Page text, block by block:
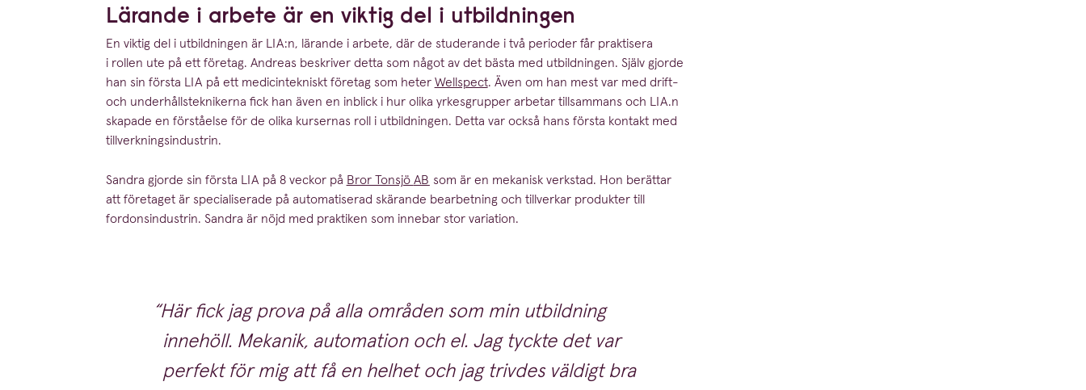
Lärande i arbete är en viktig del i utbildningen
En viktig del i utbild­ningen är LIA:n, lärande i arbete, där de studerande i två perioder får praktisera
i rollen ute på ett företag. Andreas beskriver detta som något av det bästa med utbild­ningen. Själv gjorde
han sin första LIA på ett medicin­tek­niskt företag som heter Wellspect. Även om han mest var med drift-
och under­hålls­tek­ni­kerna fick han även en inblick i hur olika yrkes­grupper arbetar tillsammans och LIA.n
skapade en förståelse för de olika kursernas roll i utbild­ningen. Detta var också hans första kontakt med
tillverkningsindustrin.
Sandra gjorde sin första LIA på 8veckor på Bror Tonsjö AB som är en mekanisk verkstad. Hon berättar
att företaget är speci­a­li­serade på automa­ti­serad skärande bearbetning och tillverkar produkter till
fordonsin­du­strin. Sandra är nöjd med praktiken som innebar stor variation.
Här fick jag prova på alla områden som min utbildning
innehöll. Mekanik, automation och el. Jag tyckte det var
perfekt för mig att få en helhet och jag trivdes väldigt bra